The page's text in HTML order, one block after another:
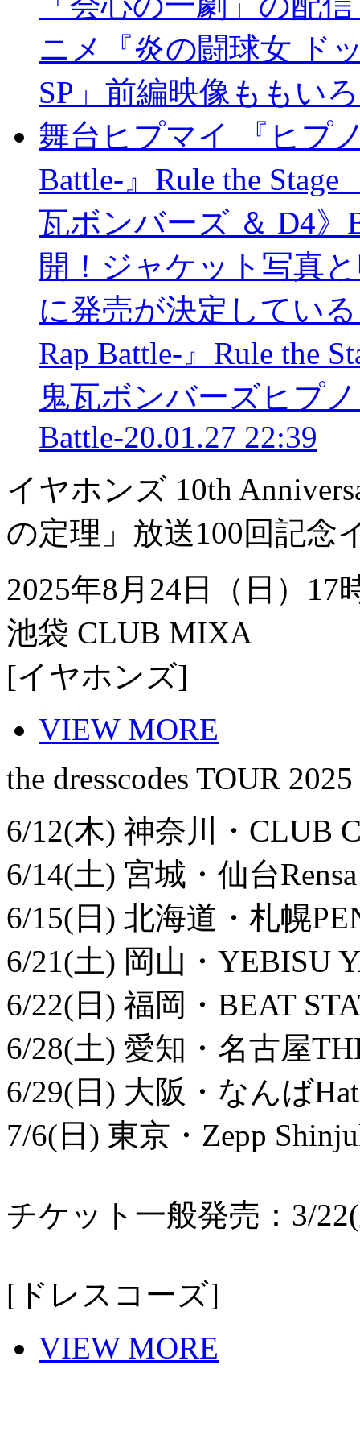
ニメ『炎の闘球女 ド
SP」前編映像 ももい
舞台ヒプマイ 『ヒプ
Battle-』Rule the Stage
瓦ボンバーズ ＆ D4
開！ジャケット写真
に発売が決定してい
Rap Battle-』Rule the
鬼瓦ボンバーズヒプ
Battle-20.01.27 22:39
イヤホンズ 10th
の定理」放送100回記念
2025年8月24日（日）17
池袋 CLUB MIXA
[イヤホンズ]
VIEW MORE
the dresscodes TOUR 2025
6/12(木) 神奈川・CLUB
6/14(土) 宮城・仙台Rensa
6/15(日) 北海道・札幌
6/21(土) 岡山・YEBISU
6/22(日) 福岡・BEAT
6/28(土) 愛知・名古屋
6/29(日) 大阪・なんば
7/6(日) 東京・Zepp
チケット一般発売：3/
[ドレスコーズ]
VIEW MORE